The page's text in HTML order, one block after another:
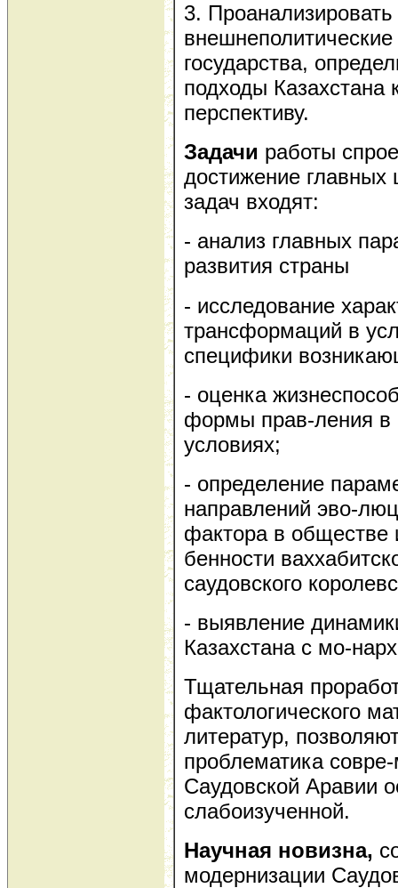
3.
государства,
подходы
перспективу.
Задачи работы
достижение главных
задач входят:
- анализ главных
развития страны
- исследование
трансформаций в
специфики
- оценка
формы прав-ления в
условиях;
- определение
направлений эво-
фактора в обществе
бенности
саудовского
- выявление
Казахстана с мо-
Тщательная
фактологического
литератур,
проблематика
Саудовской Аравии
слабоизученной.
Научная новизна,
модернизации